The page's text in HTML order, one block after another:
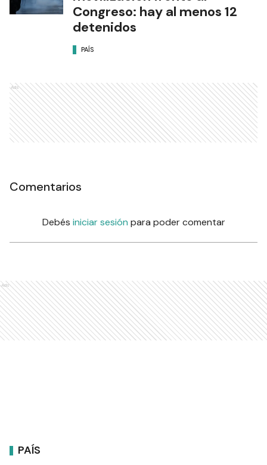
Congreso: hay al menos 12
detenidos
PAÍS
Ads
Comentarios
Debés iniciar sesión para poder comentar
Ads
PAÍS